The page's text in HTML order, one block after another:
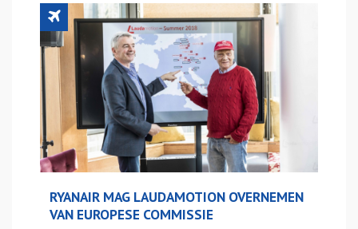
RYANAIR MAG LAUDAMOTION OVERNEMEN
VAN EUROPESE COMMISSIE